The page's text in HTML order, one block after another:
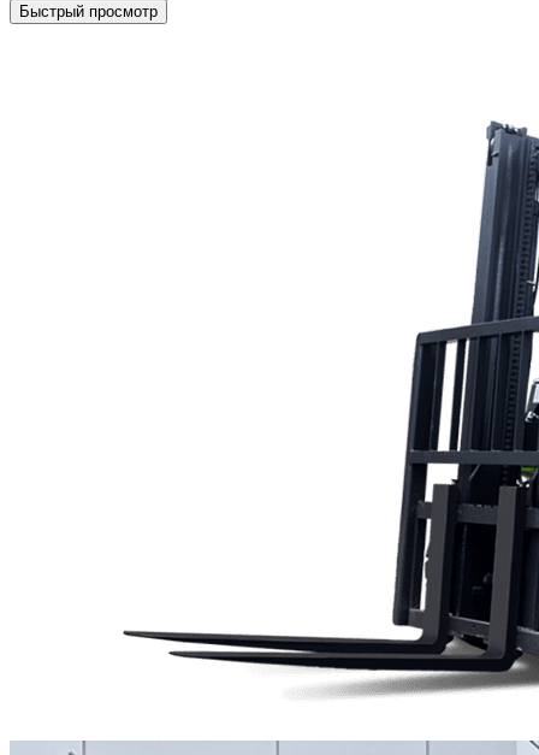
Быстрый просмотр